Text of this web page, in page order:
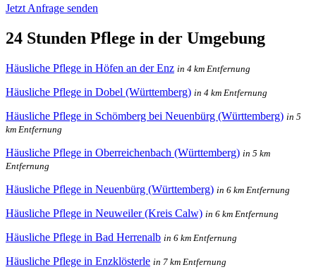
Jetzt Anfrage senden
24 Stunden Pflege in der Umgebung
Häusliche Pflege in Höfen an der Enz in 4 km Entfernung
Häusliche Pflege in Dobel (Württemberg) in 4 km Entfernung
Häusliche Pflege in Schömberg bei Neuenbürg (Württemberg) in 5
km Entfernung
Häusliche Pflege in Oberreichenbach (Württemberg) in 5 km
Entfernung
Häusliche Pflege in Neuenbürg (Württemberg) in 6 km Entfernung
Häusliche Pflege in Neuweiler (Kreis Calw) in 6 km Entfernung
Häusliche Pflege in Bad Herrenalb in 6 km Entfernung
Häusliche Pflege in Enzklösterle in 7 km Entfernung